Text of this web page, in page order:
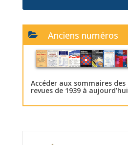
Anciens numéros
Accéder aux sommaires des
revues de 1939 à aujourd’hui